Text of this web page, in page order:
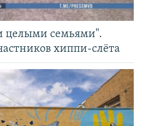
целыми семьями".
хиппи-слёта